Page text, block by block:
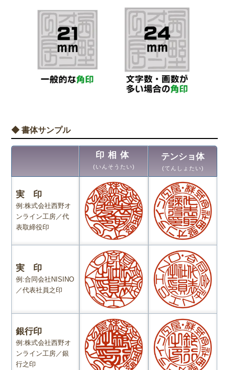
◆ 書体サンプル
印相体
(いんそうたい)
テンショ体
(てんしょたい)
実 印
例:株式会社西野オ
ンライン工房／代
表取締役印
実 印
例:合同会社NISINO
／代表社員之印
銀行印
例:株式会社西野オ
ンライン工房／銀
行之印